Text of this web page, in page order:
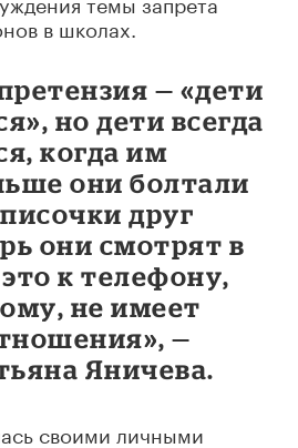
в школах.
— «дети
но дети всегда
когда им
они болтали
друг
они смотрят в
к телефону,
не имеет
—
Яничева.
своими личными